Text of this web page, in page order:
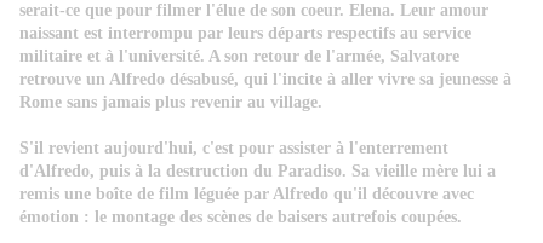
serait-ce que pour filmer l'élue de son coeur. Elena. Leur amour
naissant est interrompu par leurs départs respectifs au service
militaire et à l'université. A son retour de l'armée, Salvatore
retrouve un Alfredo désabusé, qui l'incite à aller vivre sa jeunesse à
Rome sans jamais plus revenir au village.
S'il revient aujourd'hui, c'est pour assister à l'enterrement
d'Alfredo, puis à la destruction du Paradiso. Sa vieille mère lui a
remis une boîte de film léguée par Alfredo qu'il découvre avec
émotion : le montage des scènes de baisers autrefois coupées.